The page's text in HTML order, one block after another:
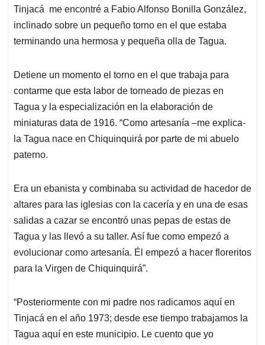
Tinjacá me encontré a Fabio Alfonso Bonilla González,
inclinado sobre un pequeño torno en el que estaba
terminando una hermosa y pequeña olla de Tagua.
Detiene un momento el torno en el que trabaja para
contarme que esta labor de torneado de piezas en
Tagua y la especialización en la elaboración de
miniaturas data de 1916. “Como artesanía –me explica-
la Tagua nace en Chiquinquirá por parte de mi abuelo
paterno.
Era un ebanista y combinaba su actividad de hacedor de
altares para las iglesias con la cacería y en una de esas
salidas a cazar se encontró unas pepas de estas de
Tagua y las llevó a su taller. Así fue como empezó a
evolucionar como artesanía. Él empezó a hacer floreritos
para la Virgen de Chiquinquirá”.
“Posteriormente con mi padre nos radicamos aquí en
Tinjacá en el año 1973; desde ese tiempo trabajamos la
Tagua aquí en este municipio. Le cuento que yo